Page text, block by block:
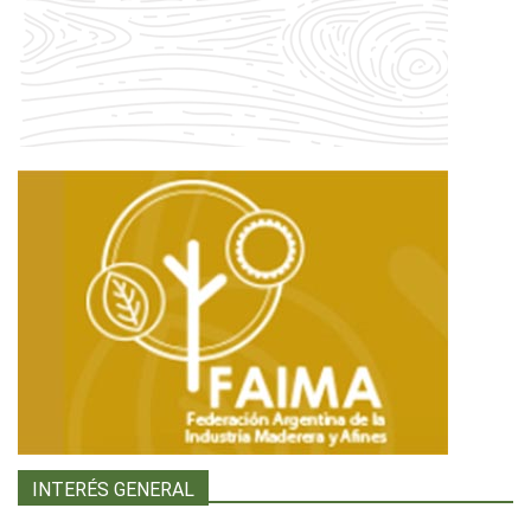
INTERÉS GENERAL